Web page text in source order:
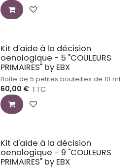
Kit d'aide à la décision
oenologique - 5 "COULEURS
PRIMAIRES" by EBX
Boîte de 5 petites bouteilles de 10 ml
60,00 € TTC
Kit d'aide à la décision
oenologique - 9 "COULEURS
PRIMAIRES" by EBX